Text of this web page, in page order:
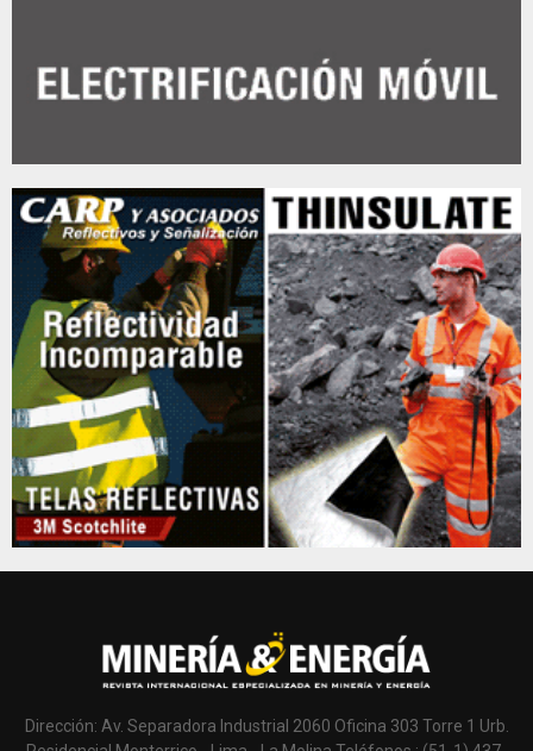
Dirección: Av. Separadora Industrial 2060 Oficina 303 Torre 1 Urb.